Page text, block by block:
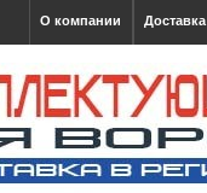
Доставка
О компании